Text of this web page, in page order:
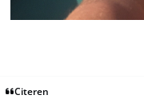
Citeren